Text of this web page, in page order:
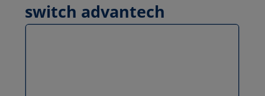
switch advantech